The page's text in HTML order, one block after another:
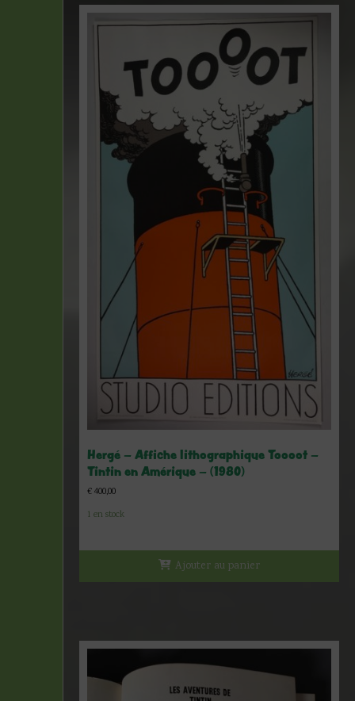
Hergé – Affiche lithographique Toooot –
Tintin en Amérique – (1980)
€400,00
1 en stock
Ajouter au panier